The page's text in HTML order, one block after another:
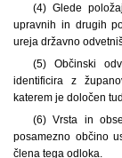
(4) Glede
upravnih in drugih
ureja državno
(5) Občinski
identificira z
katerem je določen
(6) Vrsta in
posamezno občino
člena tega odloka.